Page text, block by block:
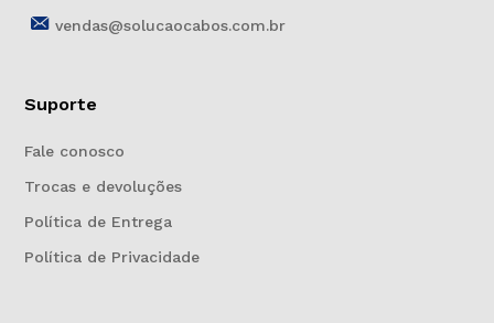
vendas@solucaocabos.com.br
Suporte
Fale conosco
Trocas e devoluções
Política de Entrega
Política de Privacidade